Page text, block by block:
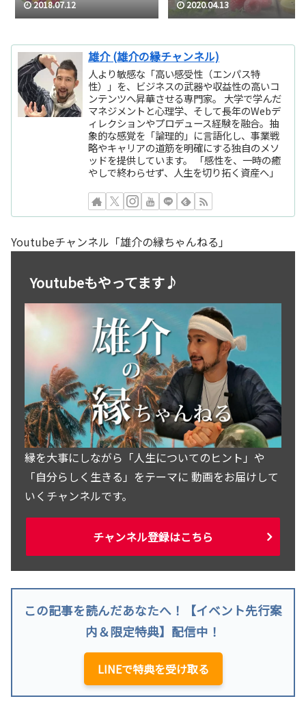
2018.07.12 2020.04.13
雄介 (雄介の縁チャンネル)
人より敏感な「高い感受性（エンパス特
性）」を、ビジネスの武器や収益性の高いコ
ンテンツへ昇華させる専門家。 大学で学んだ
マネジメントと心理学、そして長年のWebデ
ィレクションやプロデュース経験を融合。抽
象的な感覚を「論理的」に言語化し、事業戦
略やキャリアの道筋を明確にする独自のメソ
ッドを提供しています。 「感性を、一時の癒
やしで終わらせず、人生を切り拓く資産へ」
Youtubeチャンネル「雄介の縁ちゃんねる」
Youtubeもやってます♪
縁を大事にしながら「人生についてのヒント」や
「自分らしく生きる」をテーマに 動画をお届けして
いくチャンネルです。
チャンネル登録はこちら
この記事を読んだあなたへ！【イベント先行案
内＆限定特典】配信中！
LINEで特典を受け取る